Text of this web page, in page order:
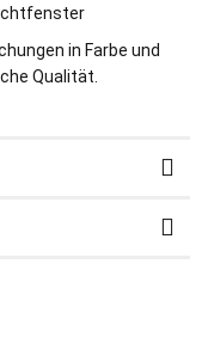
in Farbe und
Qualität.